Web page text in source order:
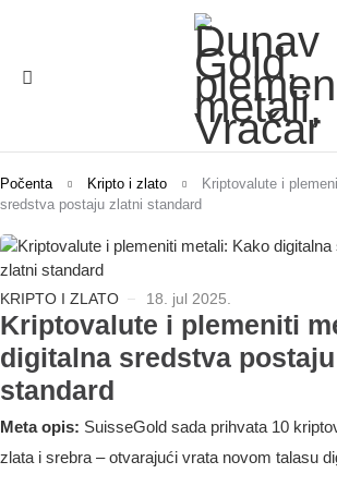
Počenta Kripto i zlato
Kriptovalute i
sredstva postaju zlatni standard
KRIPTO I ZLATO 18. jul 2025.
Kriptovalute i plemeniti
digitalna sredstva
standard
Meta opis: SuisseGold sada prihvata 10
zlata i srebra – otvarajući vrata novom talasu